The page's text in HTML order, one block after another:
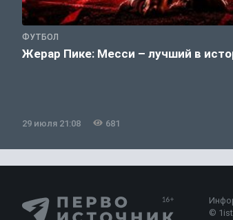
ФУТБОЛ
Жерар Пике: Месси – лучший в
29 июля 21:08 681
©